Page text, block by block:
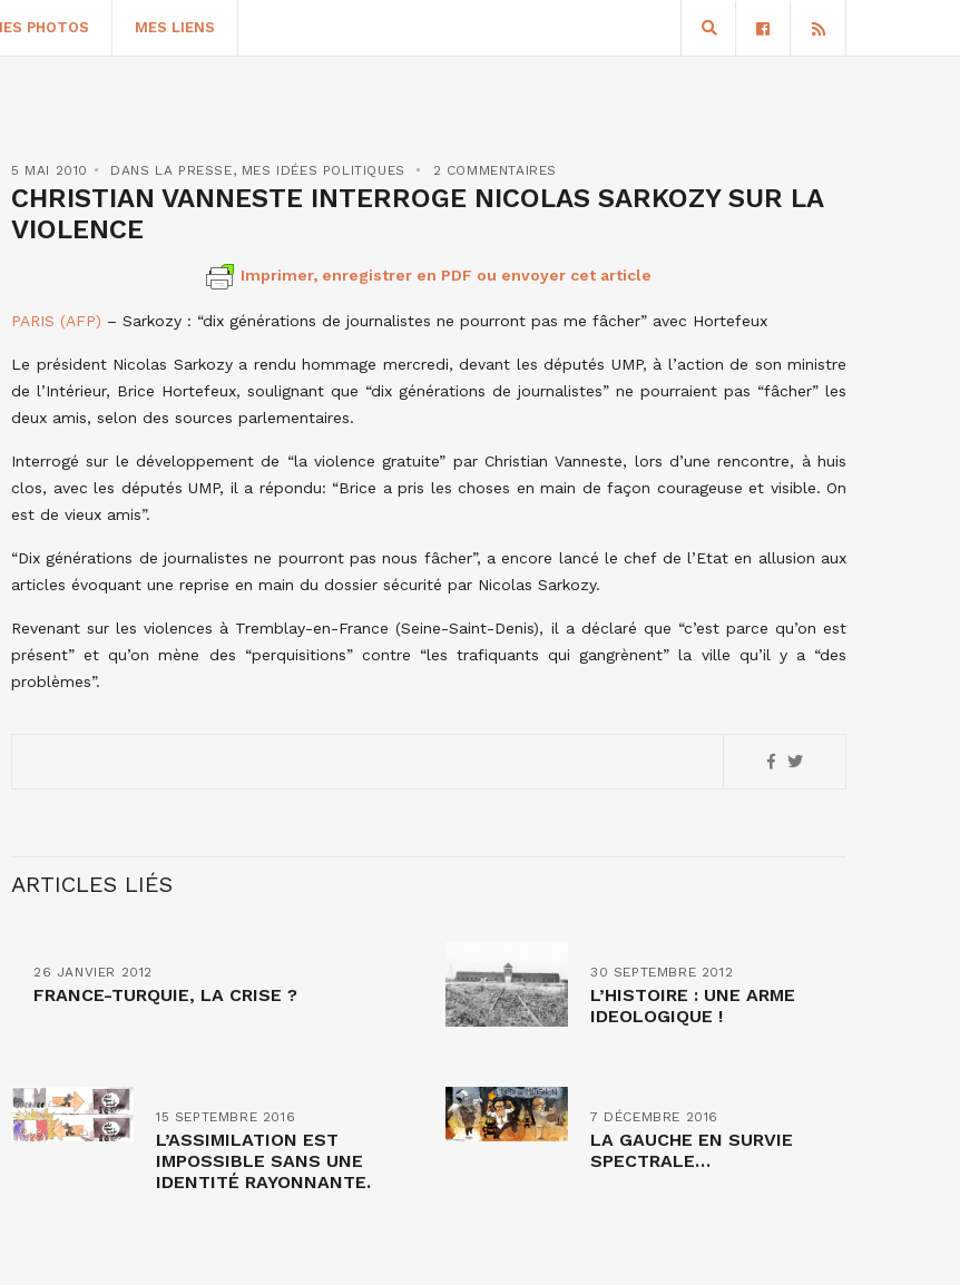
PHOTOS MES LIENS
5 MAI 2010 DANS LA PRESSE, MES IDÉES POLITIQUES 2 COMMENTAIRES
CHRISTIAN VANNESTE INTERROGE NICOLAS SARKOZY SUR LA
VIOLENCE
Imprimer, enregistrer en PDF ou envoyer cet article
PARIS (AFP) – Sarkozy : “dix générations de journalistes ne pourront pas me fâcher” avec Hortefeux
Le président Nicolas Sarkozy a rendu hommage mercredi, devant les députés UMP, à l’action de son ministre
de l’Intérieur, Brice Hortefeux, soulignant que “dix générations de journalistes” ne pourraient pas “fâcher” les
deux amis, selon des sources parlementaires.
Interrogé sur le développement de “la violence gratuite” par Christian Vanneste, lors d’une rencontre, à huis
clos, avec les députés UMP, il a répondu: “Brice a pris les choses en main de façon courageuse et visible. On
est de vieux amis”.
“Dix générations de journalistes ne pourront pas nous fâcher”, a encore lancé le chef de l’Etat en allusion aux
articles évoquant une reprise en main du dossier sécurité par Nicolas Sarkozy.
Revenant sur les violences à Tremblay-en-France (Seine-Saint-Denis), il a déclaré que “c’est parce qu’on est
présent” et qu’on mène des “perquisitions” contre “les trafiquants qui gangrènent” la ville qu’il y a “des
problèmes”.
ARTICLES LIÉS
26 JANVIER 2012
FRANCE-TURQUIE, LA CRISE ?
30 SEPTEMBRE 2012
L’HISTOIRE : UNE ARME
IDEOLOGIQUE !
15 SEPTEMBRE 2016
L’ASSIMILATION EST
IMPOSSIBLE SANS UNE
IDENTITÉ RAYONNANTE.
7 DÉCEMBRE 2016
LA GAUCHE EN SURVIE
SPECTRALE…